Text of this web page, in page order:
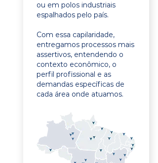
ou em polos industriais
espalhados pelo país.
Com essa capilaridade,
entregamos processos mais
assertivos, entendendo o
contexto econômico, o
perfil profissional e as
demandas específicas de
cada área onde atuamos.